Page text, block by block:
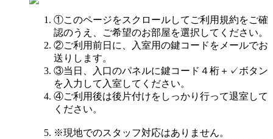
①このページをスクロールしてご利用規約をご確
認のうえ、ご希望のお部屋を選択してください。
②ご利用前日に、入室用の鍵コードをメールでお
送りします。
③当日、入口のパネルに鍵コード４桁＋✓ボタン
を入力して入室してください。
④ご利用後は後片付けをしっかり行って退室して
ください。
※現地でのスタッフ対応はありません。